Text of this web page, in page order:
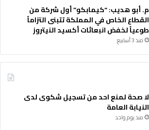
م. أبو هديب: “كيمابكو” أول شركة من
القطاع الخاص في المملكة تتبنى التزاماً
طوعياً لخفض انبعاثات أكسيد النيتروز
منذ 3 أسابيع
لا صحة لمنع احد من تسجيل شكوى لدى
النيابة العامة
منذ يوم واحد